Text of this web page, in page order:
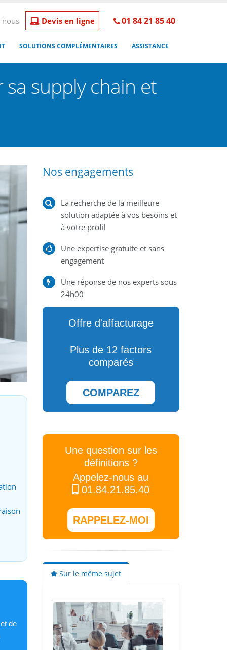
nous Devis en ligne 01 84 21 85 40
SOLUTIONS COMPLÉMENTAIRES ASSISTANCE
supply chain et
de
Nos engagements
La recherche de la meilleure
solution adaptée à vos besoins et
à votre profil
Une expertise gratuite et sans
engagement
Une réponse de nos experts sous
24h00
Offre d'affacturage
Plus de 12 factors
comparés
COMPAREZ
Une question sur les
définitions ?
Appelez-nous au
01.84.21.85.40
RAPPELEZ-MOI
Sur le même sujet